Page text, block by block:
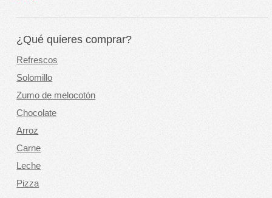
¿Qué quieres comprar?
Refrescos
Solomillo
Zumo de melocotón
Chocolate
Arroz
Carne
Leche
Pizza